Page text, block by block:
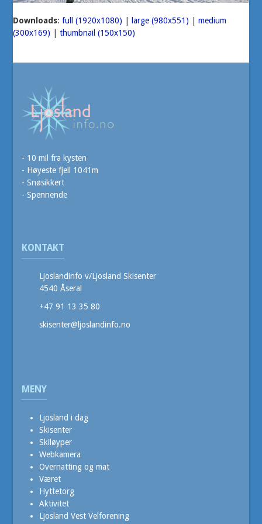
Downloads:full (1920x1080) large (980x551) |medium
(300x169) |thumbnail (150x150)
- 10 mil fra kysten
- Høyeste fjell 1041m
- Snøsikkert
- Spennende
KONTAKT
Ljoslandinfo v/Ljosland Skisenter
4540 Åseral
+47 91 13 35 80
skisenter@ljoslandinfo.no
MENY
Ljosland i dag
Skisenter
Skiløyper
Webkamera
Overnatting og mat
Været
Hyttetorg
Aktivitet
Ljosland Vest Velforening